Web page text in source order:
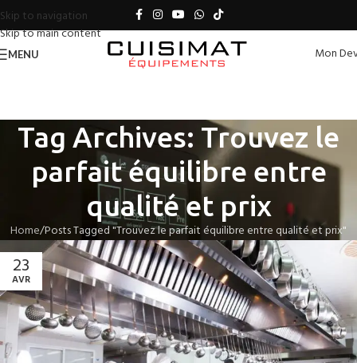
Skip to navigation
Skip to main content
MENU Mon
Tag Archives: Trouvez le
parfait équilibre entre
qualité et prix
Home Posts Tagged "Trouvez le parfait équilibre entre qualité et prix"
23
AVR